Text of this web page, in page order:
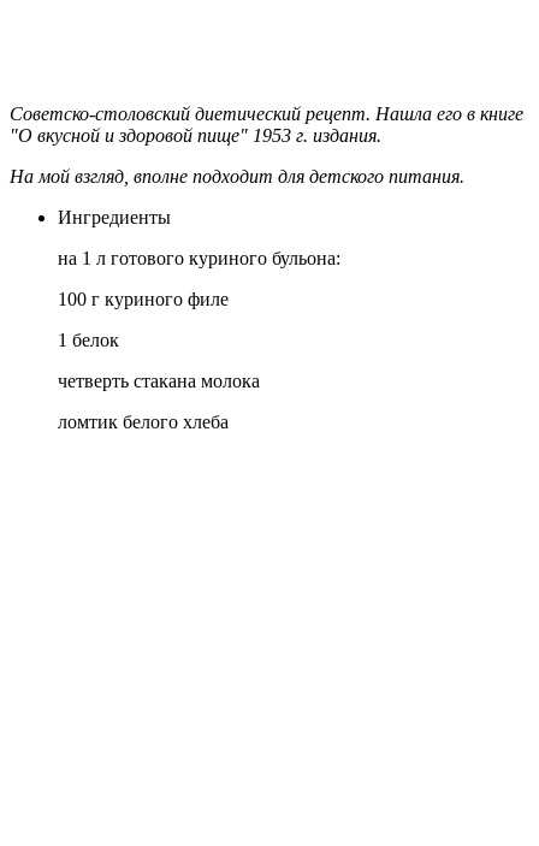
Советско-столовский диетический рецепт. Нашла его в книге
"О вкусной и здоровой пище" 1953 г. издания.
На мой взгляд, вполне подходит для детского питания.
Ингредиенты
на 1 л готового куриного бульона:
100 г куриного филе
1 белок
четверть стакана молока
ломтик белого хлеба